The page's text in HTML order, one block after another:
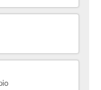
garantizando que
el Medio Ambiente.
los vehículos de 7
los todoterrenos.
centro.
en el móvil o en